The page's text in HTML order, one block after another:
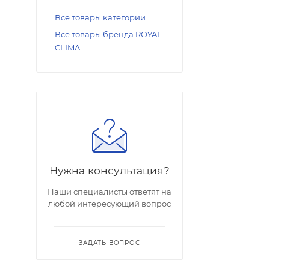
Все товары категории
Все товары бренда ROYAL
CLIMA
Нужна консультация?
Наши специалисты ответят на
любой интересующий вопрос
ЗАДАТЬ ВОПРОС